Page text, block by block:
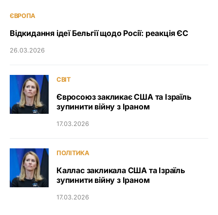
ЄВРОПА
Відкидання ідеї Бельгії щодо Росії: реакція ЄС
26.03.2026
СВІТ
Євросоюз закликає США та Ізраїль
зупинити війну з Іраном
17.03.2026
ПОЛІТИКА
Каллас закликала США та Ізраїль
зупинити війну з Іраном
17.03.2026